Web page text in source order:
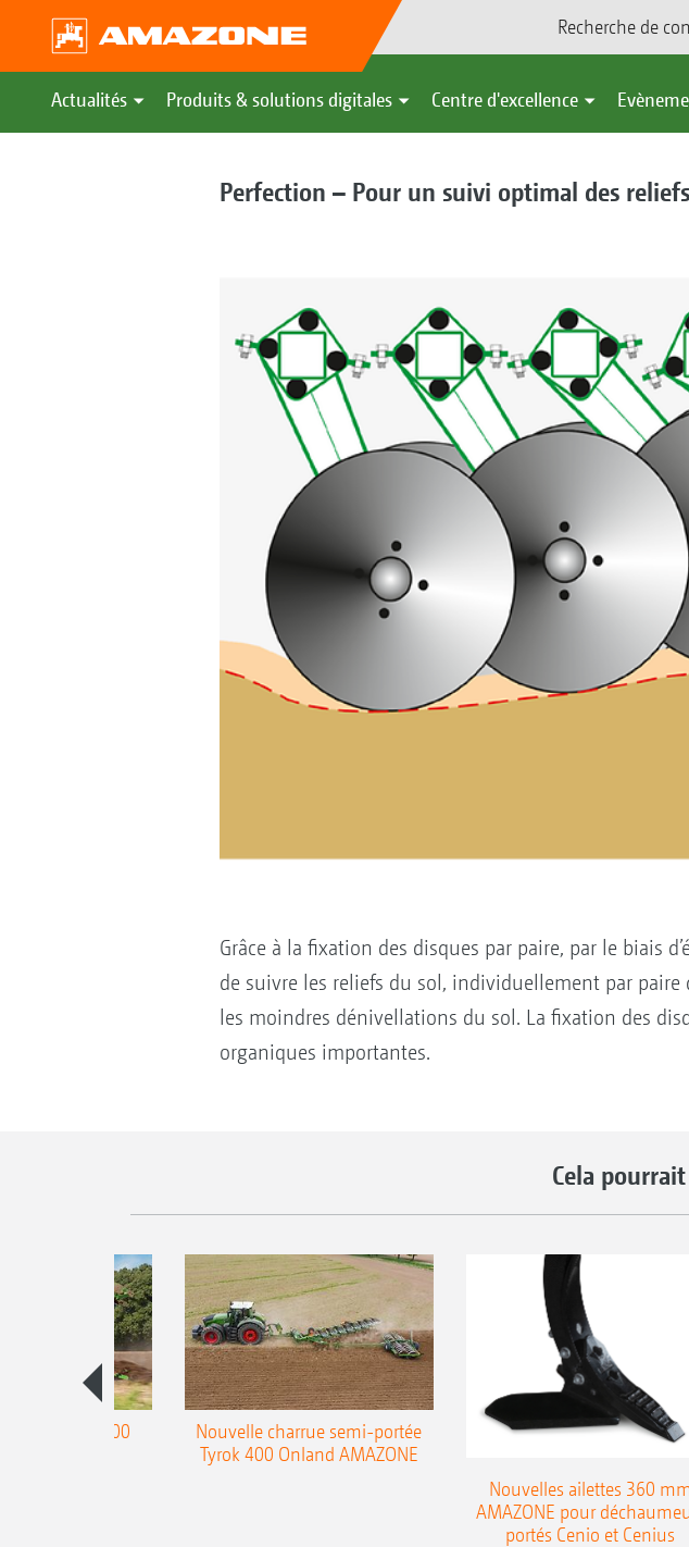
Recherche de
Actualités Produits & solutions digitales Centre d'excellence
Perfection – Pour un suivi optimal des
Grâce à la fixation des disques par paire, par le biais
de suivre les reliefs du sol, individuellement par
les moindres dénivellations du sol. La fixation des
organiques importantes.
Cela
Teres 300
Nouvelle charrue semi-portée
Tyrok 400 Onland AMAZONE
Nouvelles ailettes 360
AMAZONE pour
portés Cenio et Cenius